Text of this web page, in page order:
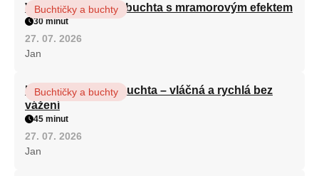
Vláčná olejová litá buchta s mramorovým efektem
Buchtičky a buchty
30 minut
27. 07. 2026
Jan
Hrnková maková buchta – vláčná a rychlá bez
vážení
Buchtičky a buchty
45 minut
27. 07. 2026
Jan